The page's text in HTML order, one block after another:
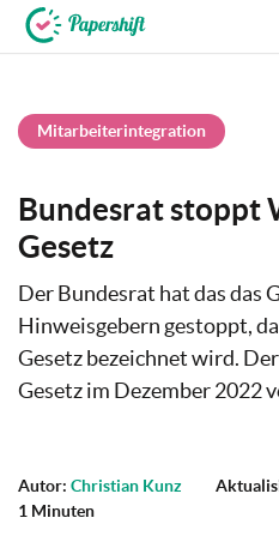
Mitarbeiterintegration
Bundesrat stoppt
Gesetz
Der Bundesrat hat das das
Hinweisgebern gestoppt,
Gesetz bezeichnet wird.
Gesetz im Dezember 2022
Autor: Christian Kunz
1 Minuten